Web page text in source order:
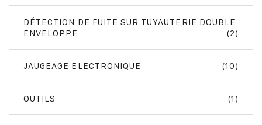
DÉTECTION DE FUITE SUR TUYAUTERIE DOUBLE
ENVELOPPE
(2)
JAUGEAGE ELECTRONIQUE (10)
OUTILS (1)